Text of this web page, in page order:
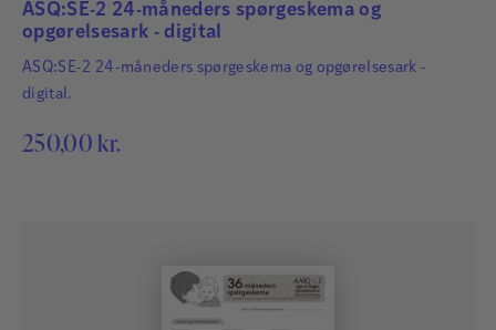
ASQ:SE-2 24-måneders spørgeskema og
opgørelsesark - digital
ASQ:SE-2 24-måneders spørgeskema og opgørelsesark -
digital.
250,00 kr.